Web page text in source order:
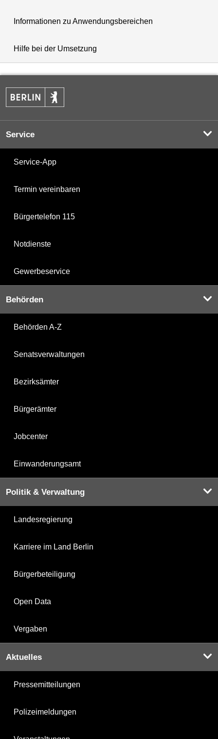
Informationen zu Anwendungsbereichen
Hilfe bei der Umsetzung
Service
Service-App
Termin vereinbaren
Bürgertelefon 115
Notdienste
Gewerbeservice
Behörden
Behörden A-Z
Senatsverwaltungen
Bezirksämter
Bürgerämter
Jobcenter
Einwanderungsamt
Politik & Verwaltung
Landesregierung
Karriere im Land Berlin
Bürgerbeteiligung
Open Data
Vergaben
Aktuelles
Pressemitteilungen
Polizeimeldungen